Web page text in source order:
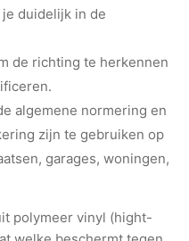
duidelijk in de
de richting te herkennen
algemene normering en
zijn te gebruiken op
garages, woningen,
polymeer vinyl (hight-